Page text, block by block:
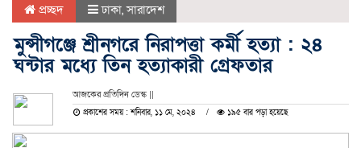
প্রচ্ছদ ঢাকা,সারাদেশ
মুন্সীগঞ্জে শ্রীনগরে নিরাপত্তা কর্মী হত্যা : ২৪
ঘন্টার মধ্যে তিন হত্যাকারী গ্রেফতার
আজকের প্রতিদিন ডেস্ক ||
প্রকাশের সময় : শনিবার, ১১ মে, ২০২৪ ১৯৫ বার পড়া হয়েছে